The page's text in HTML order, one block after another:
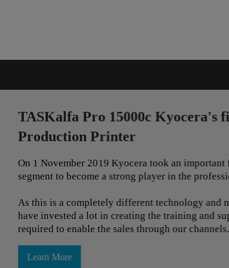
first Inkjet
first step into a new
printing market.
approach we
that will be